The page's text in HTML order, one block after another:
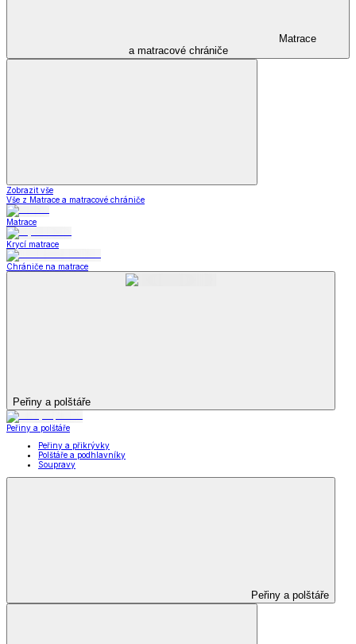
Matrace
a matracové chrániče
Zobrazit vše
Vše z Matrace a matracové chrániče
Matrace
Krycí matrace
Chrániče na matrace
Peřiny a polštáře
Peřiny a polštáře
Peřiny a přikrývky
Polštáře a podhlavníky
Soupravy
Peřiny a polštáře